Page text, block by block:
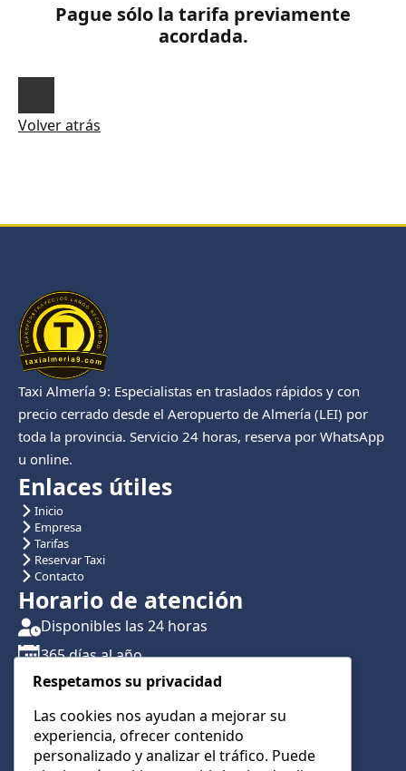
Pague sólo la tarifa previamente
acordada.
Volver atrás
Taxi Almería 9: Especialistas en traslados rápidos y con
precio cerrado desde el Aeropuerto de Almería (LEI) por
toda la provincia. Servicio 24 horas, reserva por WhatsApp
u online.
Enlaces útiles
Inicio
Empresa
Tarifas
Reservar Taxi
Contacto
Horario de atención
Disponibles las 24 horas
365 días al año
Traslados con reserva previa
Atención por teléfono y WhatsApp 24/7
CONTÁCTANOS
Respetamos su privacidad
Las cookies nos ayudan a mejorar su
experiencia, ofrecer contenido
personalizado y analizar el tráfico. Puede